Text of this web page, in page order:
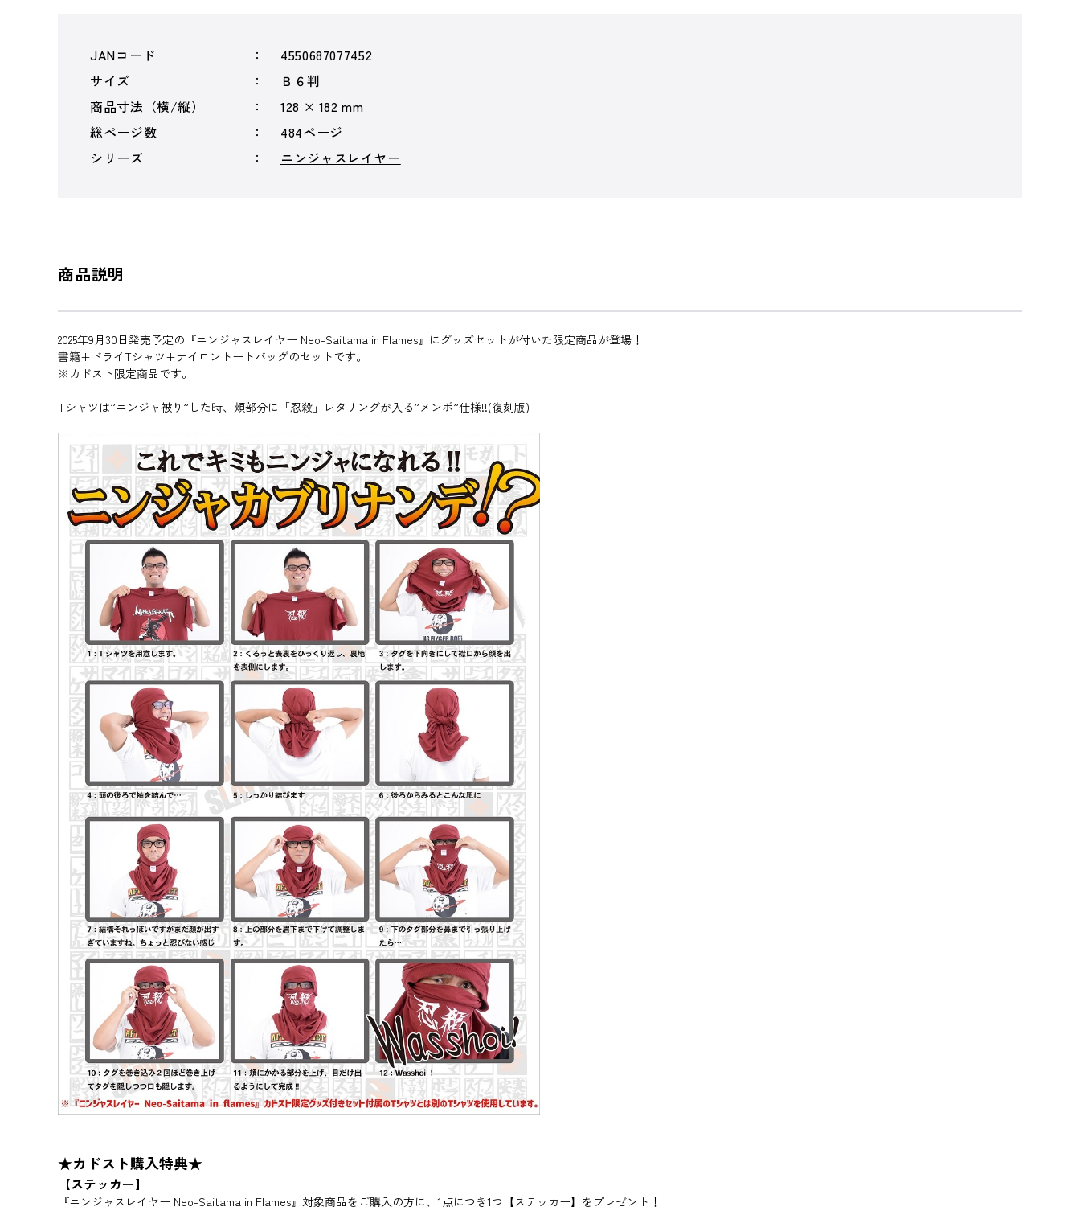
JANコード
4550687077452
サイズ
Ｂ６判
商品寸法（横/縦）
128 × 182 mm
総ページ数
484ページ
シリーズ
ニンジャスレイヤー
商品説明
2025年9月30日発売予定の『ニンジャスレイヤー Neo-Saitama in Flames』にグッズセットが付いた限定商品が登場！
書籍+ドライTシャツ+ナイロントートバッグのセットです。
※カドスト限定商品です。
Tシャツは”ニンジャ被り”した時、頬部分に「忍殺」レタリングが入る”メンポ”仕様!!(復刻版)
★カドスト購入特典★
【ステッカー】
『ニンジャスレイヤー Neo-Saitama in Flames』対象商品をご購入の方に、1点につき1つ【ステッカー】をプレゼント！